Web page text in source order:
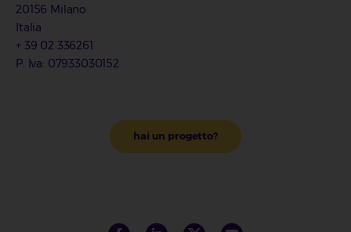
20156 Milano
Italia
+ 39 02 336261
P. Iva: 07933030152
hai un progetto?